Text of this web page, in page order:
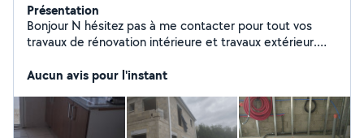
Présentation
Bonjour N hésitez pas à me contacter pour tout vos
travaux de rénovation intérieure et travaux extérieur.
Aucun avis pour l'instant